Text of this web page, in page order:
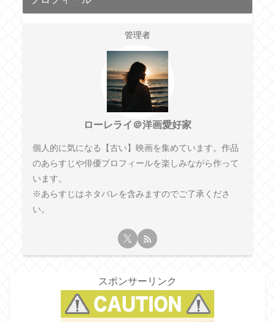
管理者
ローレライ＠洋画愛好家
個人的に気になる【古い】映画を集めています。作品
のあらすじや俳優プロフィールを楽しみながら作って
います。
※あらすじはネタバレを含みますのでご了承くださ
い。
スポンサーリンク